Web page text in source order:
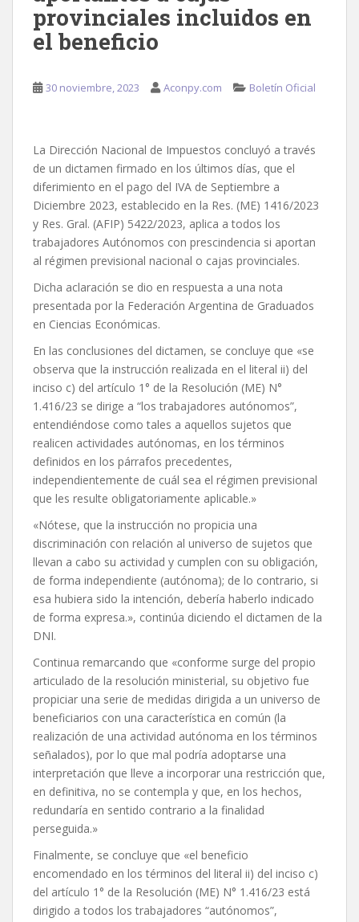
provinciales incluidos en
el beneficio
30 noviembre, 2023 Aconpy.com Boletín Oficial
La Dirección Nacional de Impuestos concluyó a través
de un dictamen firmado en los últimos días, que el
diferimiento en el pago del IVA de Septiembre a
Diciembre 2023, establecido en la Res. (ME) 1416/2023
y Res. Gral. (AFIP) 5422/2023, aplica a todos los
trabajadores Autónomos con prescindencia si aportan
al régimen previsional nacional o cajas provinciales.
Dicha aclaración se dio en respuesta a una nota
presentada por la Federación Argentina de Graduados
en Ciencias Económicas.
En las conclusiones del dictamen, se concluye que «se
observa que la instrucción realizada en el literal ii) del
inciso c) del artículo 1° de la Resolución (ME) N°
1.416/23 se dirige a “los trabajadores autónomos”,
entendiéndose como tales a aquellos sujetos que
realicen actividades autónomas, en los términos
definidos en los párrafos precedentes,
independientemente de cuál sea el régimen previsional
que les resulte obligatoriamente aplicable.»
«Nótese, que la instrucción no propicia una
discriminación con relación al universo de sujetos que
llevan a cabo su actividad y cumplen con su obligación,
de forma independiente (autónoma); de lo contrario, si
esa hubiera sido la intención, debería haberlo indicado
de forma expresa.», continúa diciendo el dictamen de la
DNI.
Continua remarcando que «conforme surge del propio
articulado de la resolución ministerial, su objetivo fue
propiciar una serie de medidas dirigida a un universo de
beneficiarios con una característica en común (la
realización de una actividad autónoma en los términos
señalados), por lo que mal podría adoptarse una
interpretación que lleve a incorporar una restricción que,
en definitiva, no se contempla y que, en los hechos,
redundaría en sentido contrario a la finalidad
perseguida.»
Finalmente, se concluye que «el beneficio
encomendado en los términos del literal ii) del inciso c)
del artículo 1° de la Resolución (ME) N° 1.416/23 está
dirigido a todos los trabajadores “autónomos”,